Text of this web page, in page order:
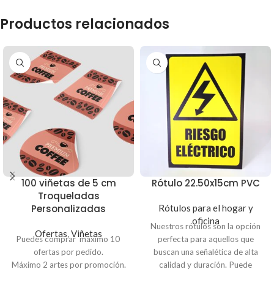
Productos relacionados
100 viñetas de 5 cm
Troqueladas
Personalizadas
Ofertas,Viñetas
Puedes comprar máximo 10
ofertas por pedido.
Máximo 2 artes por promoción.
Rótulo 22.50x15cm PVC
Rótulos para el hogar y
oficina
Nuestros rótulos son la opción
perfecta para aquellos que
buscan una señalética de alta
calidad y duración. Puede